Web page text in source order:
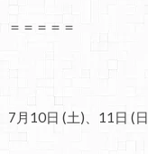
＝＝＝＝＝
7月10日 (土)、11日 (